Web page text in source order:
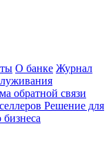
О банке Журнал
обратной связи
Решение для